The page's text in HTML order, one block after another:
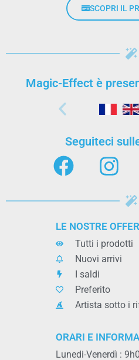
SCOPRI IL
Magic-Effect è
Seguiteci
LE NOSTRE
Tutti i prodotti
Nuovi arrivi
I saldi
Preferito
Artista sotto i
ORARI E
Lunedi-Venerdì :